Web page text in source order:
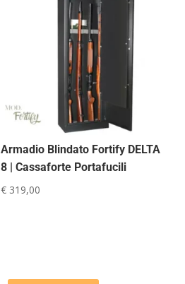
Armadio Blindato Fortify DELTA
8 | Cassaforte Portafucili
€ 319,00